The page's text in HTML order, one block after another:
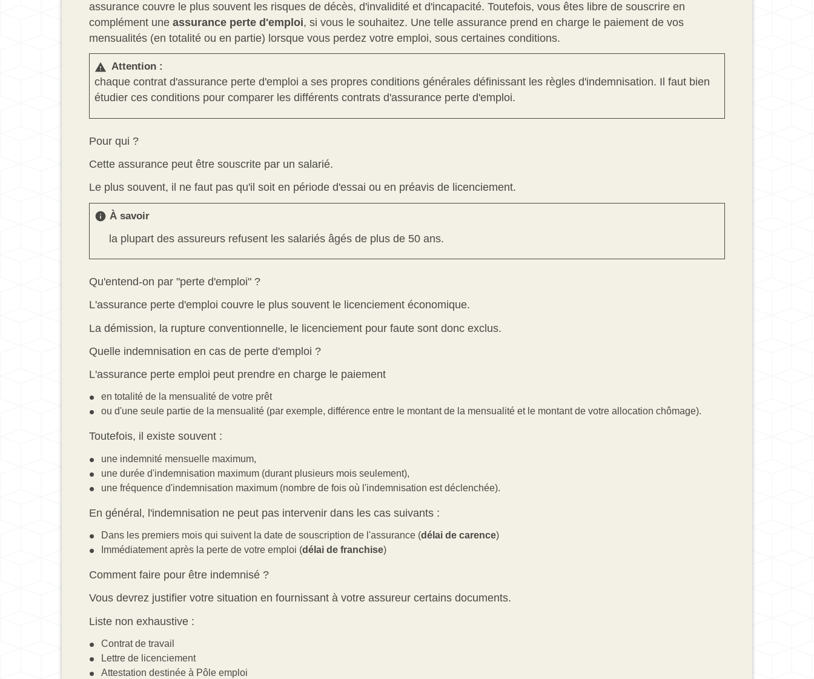
assurance couvre le plus souvent les risques de décès, d'invalidité et d'incapacité. Toutefois, vous êtes libre de souscrire en
complément une assurance perte d'emploi, si vous le souhaitez. Une telle assurance prend en charge le paiement de vos
mensualités (en totalité ou en partie) lorsque vous perdez votre emploi, sous certaines conditions.
warning Attention :
chaque contrat d'assurance perte d'emploi a ses propres conditions générales définissant les règles d'indemnisation. Il faut bien
étudier ces conditions pour comparer les différents contrats d'assurance perte d'emploi.
Pour qui ?
Cette assurance peut être souscrite par un salarié.
Le plus souvent, il ne faut pas qu'il soit en période d'essai ou en préavis de licenciement.
info À savoir
la plupart des assureurs refusent les salariés âgés de plus de 50 ans.
Qu'entend-on par "perte d'emploi" ?
L'assurance perte d'emploi couvre le plus souvent le licenciement économique.
La démission, la rupture conventionnelle, le licenciement pour faute sont donc exclus.
Quelle indemnisation en cas de perte d'emploi ?
L'assurance perte emploi peut prendre en charge le paiement
en totalité de la mensualité de votre prêt
ou d'une seule partie de la mensualité (par exemple, différence entre le montant de la mensualité et le montant de votre allocation chômage).
Toutefois, il existe souvent :
une indemnité mensuelle maximum,
une durée d'indemnisation maximum (durant plusieurs mois seulement),
une fréquence d'indemnisation maximum (nombre de fois où l'indemnisation est déclenchée).
En général, l'indemnisation ne peut pas intervenir dans les cas suivants :
Dans les premiers mois qui suivent la date de souscription de l'assurance (délai de carence)
Immédiatement après la perte de votre emploi (délai de franchise)
Comment faire pour être indemnisé ?
Vous devrez justifier votre situation en fournissant à votre assureur certains documents.
Liste non exhaustive :
Contrat de travail
Lettre de licenciement
Attestation destinée à Pôle emploi